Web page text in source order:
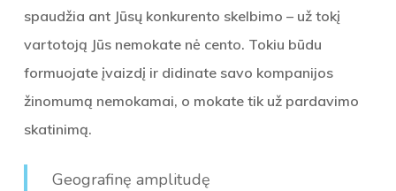
spaudžia ant Jūsų konkurento skelbimo – už tokį
vartotoją Jūs nemokate nė cento. Tokiu būdu
formuojate įvaizdį ir didinate savo kompanijos
žinomumą nemokamai, o mokate tik už pardavimo
skatinimą.
Geografinę amplitudę